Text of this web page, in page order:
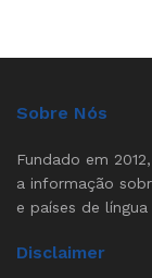
Sobre Nós
Fundado em
a informação
e países de
Disclaimer